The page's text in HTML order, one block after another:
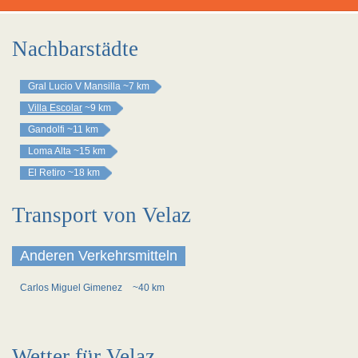
Nachbarstädte
Gral Lucio V Mansilla ~7 km
Villa Escolar ~9 km
Gandolfi ~11 km
Loma Alta ~15 km
El Retiro ~18 km
Transport von Velaz
Anderen Verkehrsmitteln
Carlos Miguel Gimenez ~40 km